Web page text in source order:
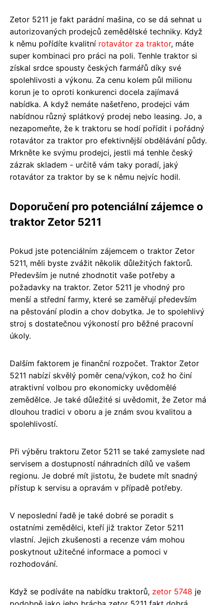
Zetor 5211 je fakt parádní mašina, co se dá sehnat u
autorizovaných prodejců zemědělské techniky. Když
k němu pořídíte kvalitní rotavátor za traktor, máte
super kombinaci pro práci na poli. Tenhle traktor si
získal srdce spousty českých farmářů díky své
spolehlivosti a výkonu. Za cenu kolem půl milionu
korun je to oproti konkurenci docela zajímavá
nabídka. A když nemáte našetřeno, prodejci vám
nabídnou různý splátkový prodej nebo leasing. Jo, a
nezapomeňte, že k traktoru se hodí pořídit i pořádný
rotavátor za traktor pro efektivnější obdělávání půdy.
Mrkněte ke svýmu prodejci, jestli má tenhle český
zázrak skladem - určitě vám taky poradí, jaký
rotavátor za traktor by se k němu nejvíc hodil.
Doporučení pro potenciální zájemce o
traktor Zetor 5211
Pokud jste potenciálním zájemcem o traktor Zetor
5211, měli byste zvážit několik důležitých faktorů.
Především je nutné zhodnotit vaše potřeby a
požadavky na traktor. Zetor 5211 je vhodný pro
menší a střední farmy, které se zaměřují především
na pěstování plodin a chov dobytka. Je to spolehlivý
stroj s dostatečnou výkoností pro běžné pracovní
úkoly.
Dalším faktorem je finanční rozpočet. Traktor Zetor
5211 nabízí skvělý poměr cena/výkon, což ho činí
atraktivní volbou pro ekonomicky uvědomělé
zemědělce. Je také důležité si uvědomit, že Zetor má
dlouhou tradici v oboru a je znám svou kvalitou a
spolehlivostí.
Při výběru traktoru Zetor 5211 se také zamyslete nad
servisem a dostupností náhradních dílů ve vašem
regionu. Je dobré mít jistotu, že budete mít snadný
přístup k servisu a opravám v případě potřeby.
V neposlední řadě je také dobré se poradit s
ostatními zemědělci, kteří již traktor Zetor 5211
vlastní. Jejich zkušenosti a recenze vám mohou
poskytnout užitečné informace a pomoci v
rozhodování.
Když se podíváte na nabídku traktorů, zetor 5748 je